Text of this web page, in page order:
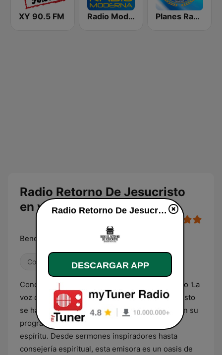
XY 90.5 FM Radio Moderna Planes Radio Getsemani
Radio Retorno De Jesucristo
en vivo
Bendición para tu vida
Contemporánea para adultos
Conocida cariñosamente por su audiencia como 'La
voz de la esperanza', Radio Retorno De Jesucristo
se ha ganado el corazón de los hondureños con su
programación que toca el alma y fortalece el
espíritu. Desde sermones inspiradores hasta
consejería espiritual, esta emisora es un oasis de
Radio Retorno De Jesucristo en vivo
DESCARGAR APP